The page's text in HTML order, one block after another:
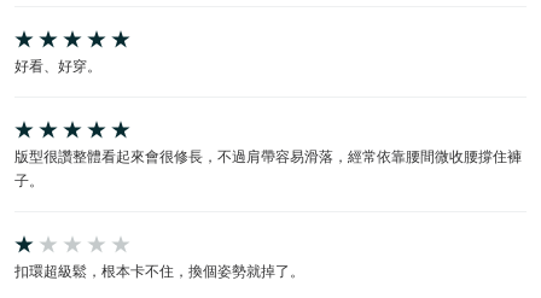
好看、好穿。
版型很讚整體看起來會很修長，不過肩帶容易滑落，經常依靠腰間微收腰撐住褲
子。
扣環超級鬆，根本卡不住，換個姿勢就掉了。